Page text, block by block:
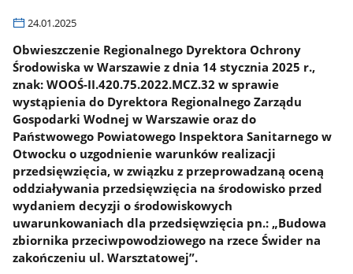
24.01.2025
Obwieszczenie Regionalnego Dyrektora Ochrony
Środowiska w Warszawie z dnia 14 stycznia 2025 r.,
znak: WOOŚ-II.420.75.2022.MCZ.32 w sprawie
wystąpienia do Dyrektora Regionalnego Zarządu
Gospodarki Wodnej w Warszawie oraz do
Państwowego Powiatowego Inspektora Sanitarnego w
Otwocku o uzgodnienie warunków realizacji
przedsięwzięcia, w związku z przeprowadzaną oceną
oddziaływania przedsięwzięcia na środowisko przed
wydaniem decyzji o środowiskowych
uwarunkowaniach dla przedsięwzięcia pn.: „Budowa
zbiornika przeciwpowodziowego na rzece Świder na
zakończeniu ul. Warsztatowej”.